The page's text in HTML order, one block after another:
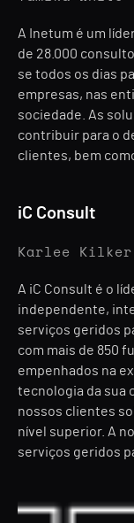
A Inetum é um
de 28.000
se todos os dias
empresas, nas
sociedade. As
contribuir para o
clientes, bem
iC Consult
Karlee Kilker
A iC Consult é o
independente,
serviços geridos
com mais de 850
empenhados na
tecnologia da sua
nossos clientes
nível superior. A
serviços geridos